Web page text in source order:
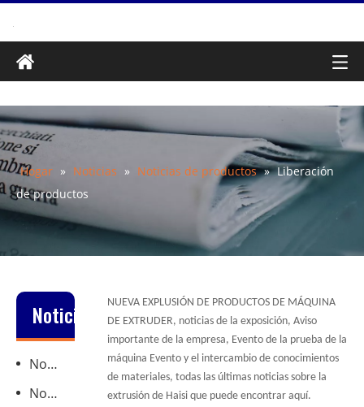
Hogar » Noticias » Noticias de productos » Liberación
de productos
Noticias
Noticias de productos
Noticias de la compañía
NUEVA EXPLUSIÓN DE PRODUCTOS DE MÁQUINA
DE EXTRUDER, noticias de la exposición, Aviso
importante de la empresa, Evento de la prueba de la
máquina Evento y el intercambio de conocimientos
de materiales, todas las últimas noticias sobre la
extrusión de Haisi que puede encontrar aquí.